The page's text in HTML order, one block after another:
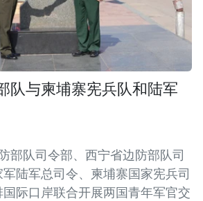
队与柬埔寨宪兵队和陆军
部队司令部、西宁省边防部队司
陆军总司令、柬埔寨国家宪兵司
际口岸联合开展两国青年军官交